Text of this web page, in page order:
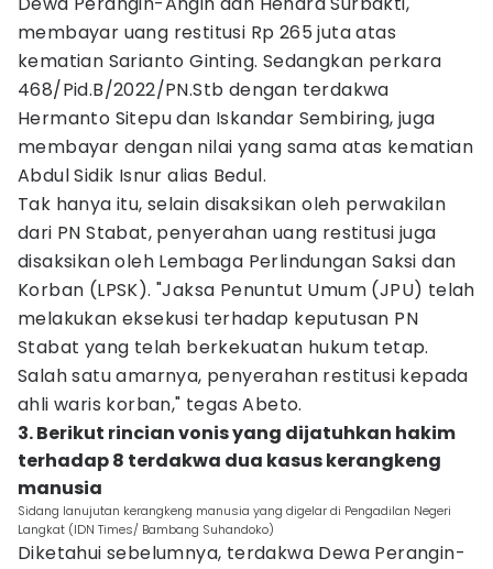
membayar uang restitusi Rp 265 juta atas
kematian Sarianto Ginting. Sedangkan perkara
468/Pid.B/2022/PN.Stb dengan terdakwa
Hermanto Sitepu dan Iskandar Sembiring, juga
membayar dengan nilai yang sama atas kematian
Abdul Sidik Isnur alias Bedul.
Tak hanya itu, selain disaksikan oleh perwakilan
dari PN Stabat, penyerahan uang restitusi juga
disaksikan oleh Lembaga Perlindungan Saksi dan
Korban (LPSK). "Jaksa Penuntut Umum (JPU) telah
melakukan eksekusi terhadap keputusan PN
Stabat yang telah berkekuatan hukum tetap.
Salah satu amarnya, penyerahan restitusi kepada
ahli waris korban," tegas Abeto.
3. Berikut rincian vonis yang dijatuhkan hakim
terhadap 8 terdakwa dua kasus kerangkeng
manusia
Sidang lanujutan kerangkeng manusia yang digelar di Pengadilan Negeri
Langkat (IDN Times/ Bambang Suhandoko)
Diketahui sebelumnya, terdakwa Dewa Perangin-